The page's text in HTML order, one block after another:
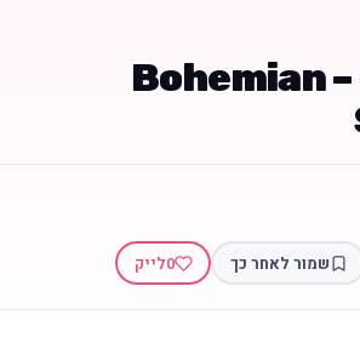
צ'כי חודסקי – Bohemian
שמור לאחר כך 0לייק